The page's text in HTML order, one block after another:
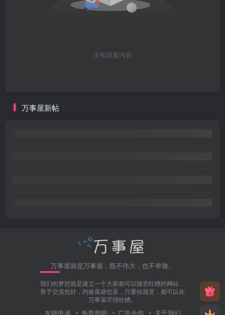
没有回复内容
万事屋新帖
万事屋就是万事屋，既不伟大，也不卑微。
我们的梦想就是建立一个大家都可以随意吐槽的网站，
善于交流也好，内敛孤僻也罢，只要你愿意，都可以在
万事屋尽情吐槽。
友链申请 免责声明 广告合作 关于我们